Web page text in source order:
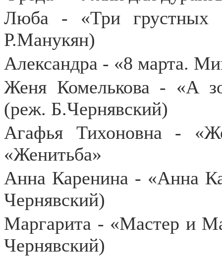
Люба - «Три грустных
Р.Манукян)
Александра - «8 марта.
Женя Комелькова - «А
(реж. Б.Чернявский)
Агафья Тихоновна -
«Женитьба»
Анна Каренина - «Анна
Чернявский)
Маргарита - «Мастер и
Чернявский)